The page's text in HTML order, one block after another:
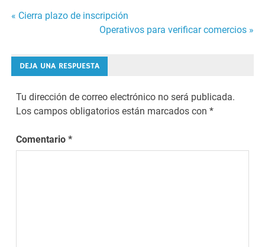
Navegación
entradas
« Cierra plazo de inscripción
Operativos para verificar comercios »
DEJA UNA RESPUESTA
Tu dirección de correo electrónico no será publicada.
Los campos obligatorios están marcados con*
Comentario*